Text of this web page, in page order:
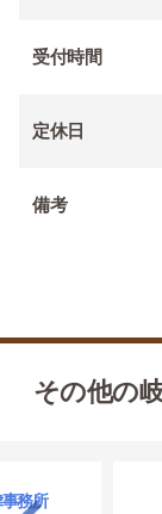
受付時間
定休日
備考
その他の
務所